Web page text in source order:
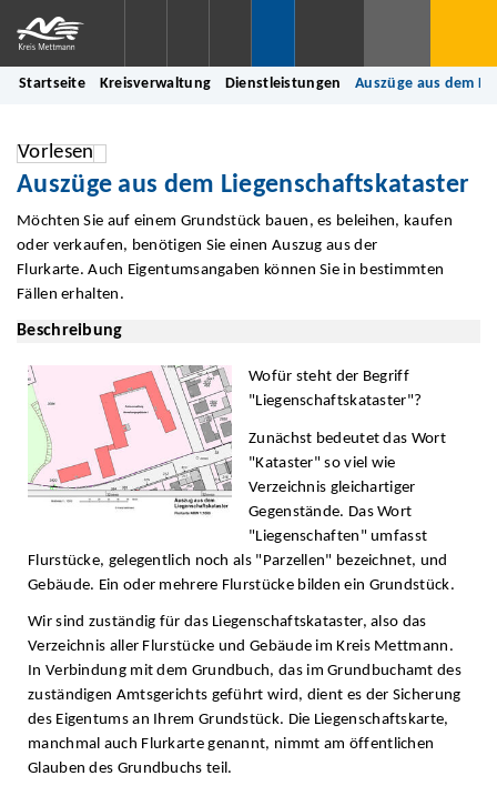
Startseite Kreisverwaltung Dienstleistungen Auszüge aus dem
Vorlesen
Auszüge aus dem Liegenschaftskataster
Möchten Sie auf einem Grundstück bauen, es beleihen, kaufen
oder verkaufen, benötigen Sie einen Auszug aus der
Flurkarte. Auch Eigentumsangaben können Sie in bestimmten
Fällen erhalten.
Beschreibung
Wofür steht der Begriff
"Liegenschaftskataster"?
Zunächst bedeutet das Wort
"Kataster" so viel wie
Verzeichnis gleichartiger
Gegenstände. Das Wort
"Liegenschaften" umfasst
Flurstücke, gelegentlich noch als "Parzellen" bezeichnet, und
Gebäude. Ein oder mehrere Flurstücke bilden ein Grundstück.
Wir sind zuständig für das Liegenschaftskataster, also das
Verzeichnis aller Flurstücke und Gebäude im Kreis Mettmann.
In Verbindung mit dem Grundbuch, das im Grundbuchamt des
zuständigen Amtsgerichts geführt wird, dient es der Sicherung
des Eigentums an Ihrem Grundstück. Die Liegenschaftskarte,
manchmal auch Flurkarte genannt, nimmt am öffentlichen
Glauben des Grundbuchs teil.